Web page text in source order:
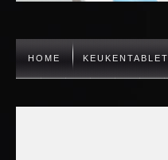
HOME KEUKENTABLET